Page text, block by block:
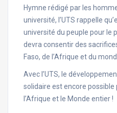
Hymne rédigé par les
université, l’UTS rappelle
université du peuple pour le
devra consentir des
Faso, de l’Afrique et du
Avec l’UTS, le
solidaire est encore possible
l’Afrique et le Monde entier !